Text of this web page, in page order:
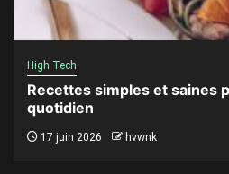
High Tech
Recettes simples et saines
quotidien
17 juin 2026 hvwnk